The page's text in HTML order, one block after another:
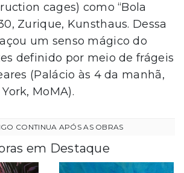
cages) como “Bola
Zurique, Kunsthaus. Dessa
um senso mágico do
definido por meio de frágeis
(Palácio às 4 da manhã,
MoMA).
em Destaque